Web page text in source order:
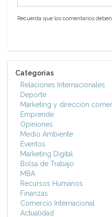
Recuerda que los comentarios
Categorías
Relaciones Internacionales
Deporte
Marketing y dirección
Emprende
Opiniones
Medio Ambiente
Eventos
Marketing Digital
Bolsa de Trabajo
MBA
Recursos Humanos
Finanzas
Comercio Internacional
Actualidad